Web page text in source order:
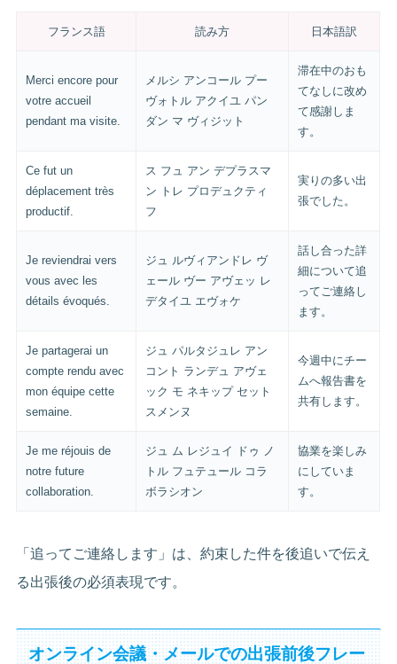
フランス語 読み方 日本語訳
Merci encore pour
votre accueil
pendant ma visite.
メルシ アンコール プー
ヴォトル アクイユ パン
ダン マ ヴィジット
滞在中のおも
てなしに改め
て感謝しま
す。
Ce fut un
déplacement très
productif.
ス フュ アン デプラスマ
ン トレ プロデュクティ
フ
実りの多い出
張でした。
Je reviendrai vers
vous avec les
détails évoqués.
ジュ ルヴィアンドレ ヴ
ェール ヴー アヴェッ レ
デタイユ エヴォケ
話し合った詳
細について追
ってご連絡し
ます。
Je partagerai un
compte rendu avec
mon équipe cette
semaine.
ジュ パルタジュレ アン
コント ランデュ アヴェ
ック モ ネキップ セット
スメンヌ
今週中にチー
ムへ報告書を
共有します。
Je me réjouis de
notre future
collaboration.
ジュ ム レジュイ ドゥ ノ
トル フュテュール コラ
ボラシオン
協業を楽しみ
にしていま
す。
「追ってご連絡します」は、約束した件を後追いで伝え
る出張後の必須表現です。
オンライン会議・メールでの出張前後フレー